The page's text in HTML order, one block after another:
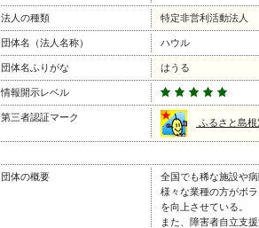
法人の種類 特定非営利活動法人
団体名（法人名称） ハウル
団体名ふりがな はうる
情報開示レベル
第三者認証マーク ふるさと島根
団体の概要
全国でも稀な施設や
様々な業種の方がボ
を向上させている。
また、障害者自立支